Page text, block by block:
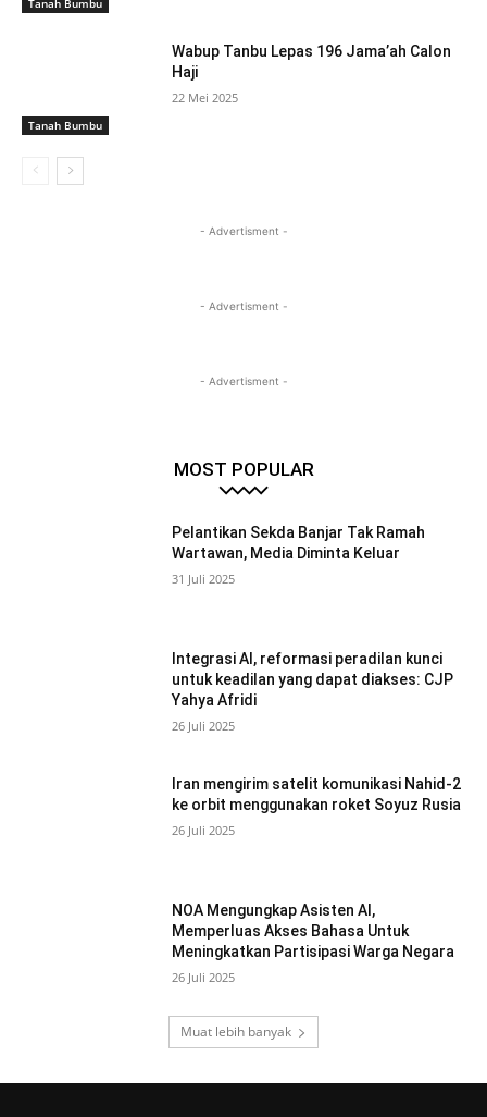
Tanah Bumbu
Tanah Bumbu
Wabup Tanbu Lepas 196 Jama’ah Calon
Haji
22 Mei 2025
- Advertisment -
- Advertisment -
- Advertisment -
MOST POPULAR
Pelantikan Sekda Banjar Tak Ramah
Wartawan, Media Diminta Keluar
31 Juli 2025
Integrasi AI, reformasi peradilan kunci
untuk keadilan yang dapat diakses: CJP
Yahya Afridi
26 Juli 2025
Iran mengirim satelit komunikasi Nahid-2
ke orbit menggunakan roket Soyuz Rusia
26 Juli 2025
NOA Mengungkap Asisten AI,
Memperluas Akses Bahasa Untuk
Meningkatkan Partisipasi Warga Negara
26 Juli 2025
Muat lebih banyak